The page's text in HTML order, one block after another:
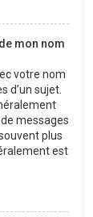
mon nom
votre nom
d’un sujet.
messages
plus
est